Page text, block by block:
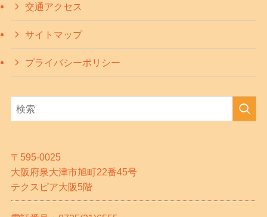
交通アクセス
サイトマップ
プライバシーポリシー
〒595-0025
大阪府泉大津市旭町22番45号
テクスピア大阪5階